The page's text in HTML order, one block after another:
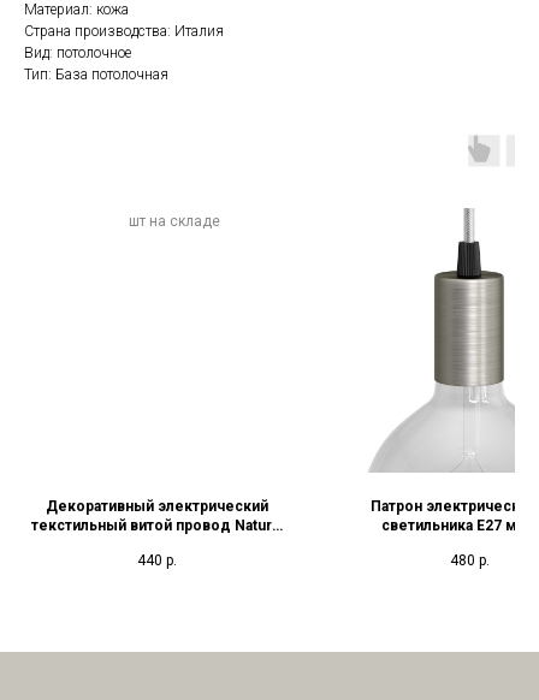
Материал: кожа
Страна производства: Италия
Вид: потолочное
Тип: База потолочная
Декоративный электрический
текстильный витой провод Natural
440 р.
Патрон
светильника Е27
480 р.